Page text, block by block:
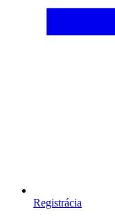
Registrácia